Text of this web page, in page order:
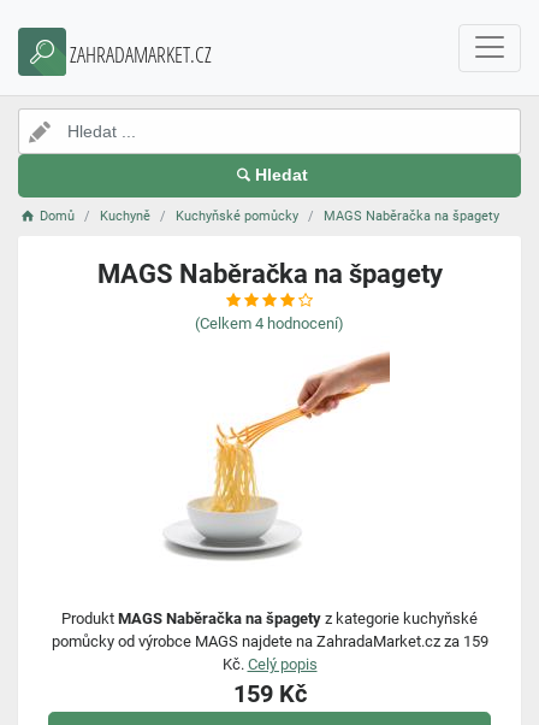
ZAHRADAMARKET.CZ
Hledat
Domů Kuchyně Kuchyňské pomůcky MAGS Naběračka na špagety
MAGS Naběračka na špagety
(Celkem 4 hodnocení)
Produkt MAGS Naběračka na špagety z kategorie kuchyňské
pomůcky od výrobce MAGS najdete na ZahradaMarket.cz za 159
Kč. Celý popis
159 Kč